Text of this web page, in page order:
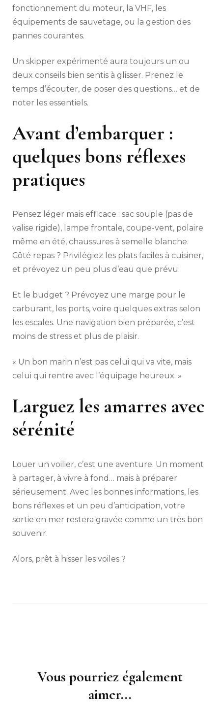
fonctionnement du moteur, la VHF, les
équipements de sauvetage, ou la gestion des
pannes courantes.
Un skipper expérimenté aura toujours un ou
deux conseils bien sentis à glisser. Prenez le
temps d’écouter, de poser des questions… et de
noter les essentiels.
Avant d’embarquer :
quelques bons réflexes
pratiques
Pensez léger mais efficace : sac souple (pas de
valise rigide), lampe frontale, coupe-vent, polaire
même en été, chaussures à semelle blanche.
Côté repas ? Privilégiez les plats faciles à cuisiner,
et prévoyez un peu plus d’eau que prévu.
Et le budget ? Prévoyez une marge pour le
carburant, les ports, voire quelques extras selon
les escales. Une navigation bien préparée, c’est
moins de stress et plus de plaisir.
« Un bon marin n’est pas celui qui va vite, mais
celui qui rentre avec l’équipage heureux. »
Larguez les amarres avec
sérénité
Louer un voilier, c’est une aventure. Un moment
à partager, à vivre à fond… mais à préparer
sérieusement. Avec les bonnes informations, les
bons réflexes et un peu d’anticipation, votre
sortie en mer restera gravée comme un très bon
souvenir.
Alors, prêt à hisser les voiles ?
NavigationVous pourriez également
aimer...